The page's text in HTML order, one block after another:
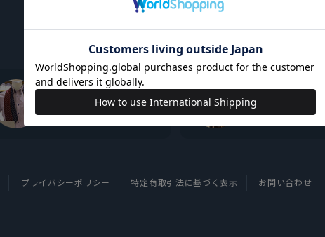
東京シャツについて
プライバシーポリシー 特定商取引法に基づく表示 お問い合わせ